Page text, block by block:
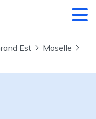
Grand Est
Moselle